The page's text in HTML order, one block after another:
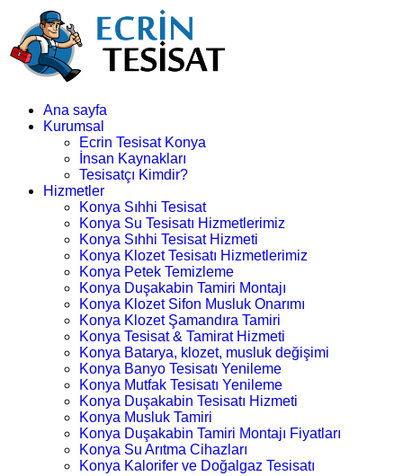
Ana sayfa
Kurumsal
Ecrin Tesisat Konya
İnsan Kaynakları
Tesisatçı Kimdir?
Hizmetler
Konya Sıhhi Tesisat
Konya Su Tesisatı Hizmetlerimiz
Konya Sıhhi Tesisat Hizmeti
Konya Klozet Tesisatı Hizmetlerimiz
Konya Petek Temizleme
Konya Duşakabin Tamiri Montajı
Konya Klozet Sifon Musluk Onarımı
Konya Klozet Şamandıra Tamiri
Konya Tesisat & Tamirat Hizmeti
Konya Batarya, klozet, musluk değişimi
Konya Banyo Tesisatı Yenileme
Konya Mutfak Tesisatı Yenileme
Konya Duşakabin Tesisatı Hizmeti
Konya Musluk Tamiri
Konya Duşakabin Tamiri Montajı Fiyatları
Konya Su Arıtma Cihazları
Konya Kalorifer ve Doğalgaz Tesisatı